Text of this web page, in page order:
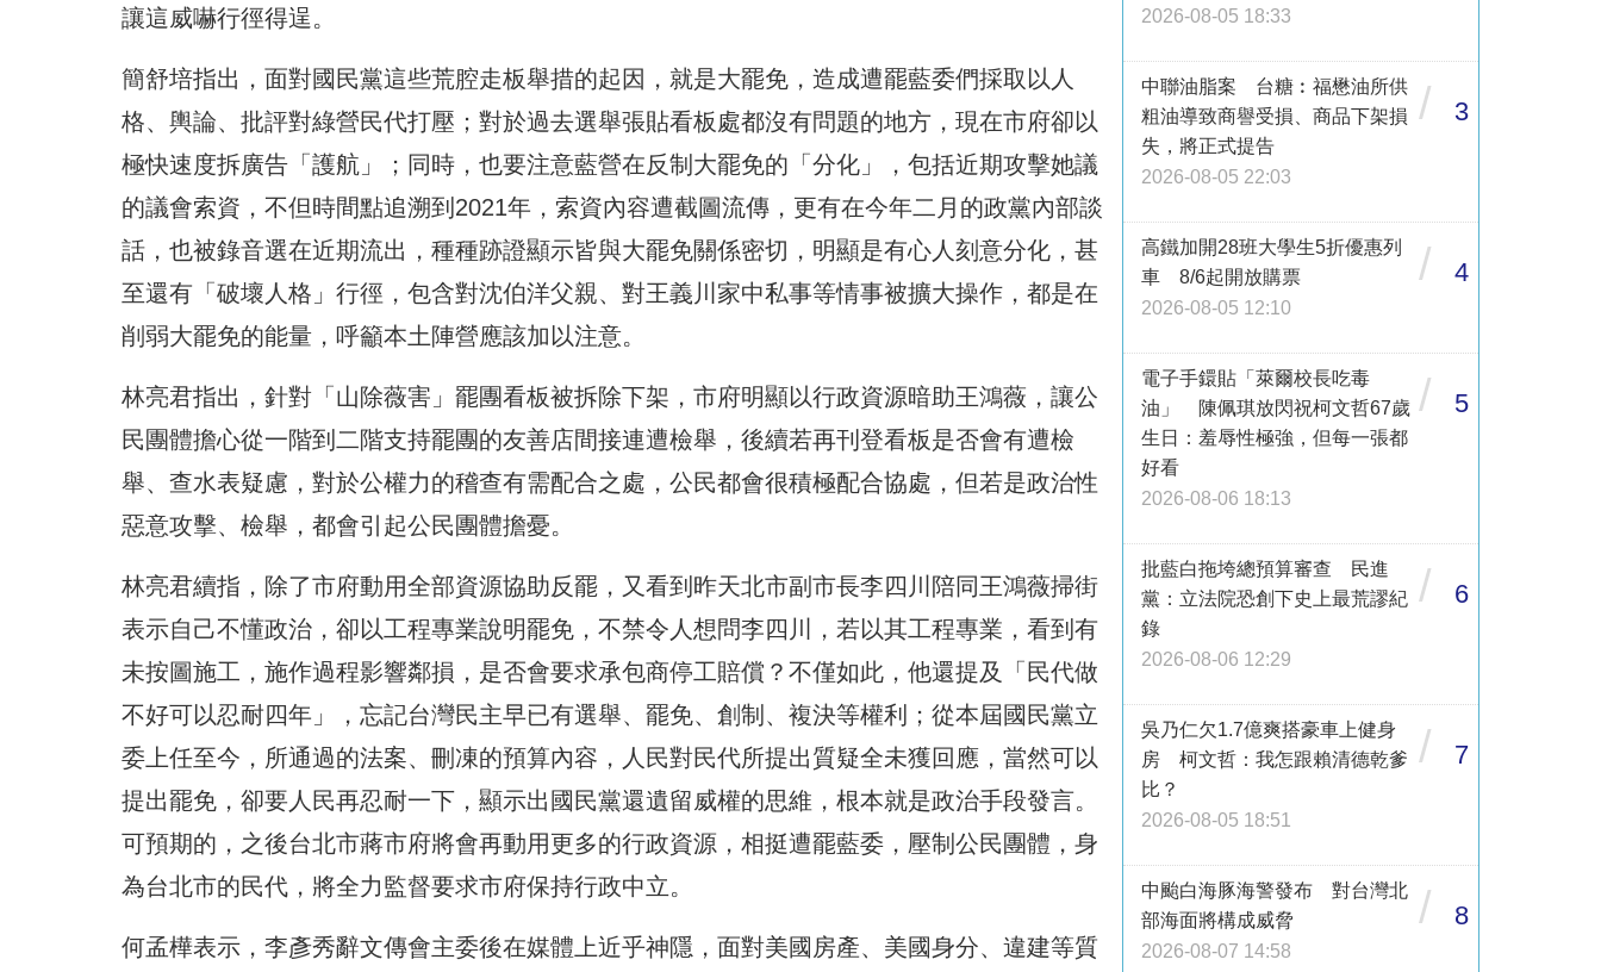
讓這威嚇行徑得逞。
簡舒培指出，面對國民黨這些荒腔走板舉措的起因，就是大罷免，造成遭罷藍委們採取以人
格、輿論、批評對綠營民代打壓；對於過去選舉張貼看板處都沒有問題的地方，現在市府卻以
極快速度拆廣告「護航」；同時，也要注意藍營在反制大罷免的「分化」，包括近期攻擊她議
的議會索資，不但時間點追溯到2021年，索資內容遭截圖流傳，更有在今年二月的政黨內部談
話，也被錄音選在近期流出，種種跡證顯示皆與大罷免關係密切，明顯是有心人刻意分化，甚
至還有「破壞人格」行徑，包含對沈伯洋父親、對王義川家中私事等情事被擴大操作，都是在
削弱大罷免的能量，呼籲本土陣營應該加以注意。
林亮君指出，針對「山除薇害」罷團看板被拆除下架，市府明顯以行政資源暗助王鴻薇，讓公
民團體擔心從一階到二階支持罷團的友善店間接連遭檢舉，後續若再刊登看板是否會有遭檢
舉、查水表疑慮，對於公權力的稽查有需配合之處，公民都會很積極配合協處，但若是政治性
惡意攻擊、檢舉，都會引起公民團體擔憂。
林亮君續指，除了市府動用全部資源協助反罷，又看到昨天北市副市長李四川陪同王鴻薇掃街
表示自己不懂政治，卻以工程專業說明罷免，不禁令人想問李四川，若以其工程專業，看到有
未按圖施工，施作過程影響鄰損，是否會要求承包商停工賠償？不僅如此，他還提及「民代做
不好可以忍耐四年」，忘記台灣民主早已有選舉、罷免、創制、複決等權利；從本屆國民黨立
委上任至今，所通過的法案、刪凍的預算內容，人民對民代所提出質疑全未獲回應，當然可以
提出罷免，卻要人民再忍耐一下，顯示出國民黨還遺留威權的思維，根本就是政治手段發言。
可預期的，之後台北市蔣市府將會再動用更多的行政資源，相挺遭罷藍委，壓制公民團體，身
為台北市的民代，將全力監督要求市府保持行政中立。
何孟樺表示，李彥秀辭文傳會主委後在媒體上近乎神隱，面對美國房產、美國身分、違建等質
2026-08-05 18:33
中聯油脂案 台糖︰福懋油所供
粗油導致商譽受損、商品下架損
失，將正式提告
2026-08-05 22:03
/ 3
高鐵加開28班大學生5折優惠列
車 8/6起開放購票
2026-08-05 12:10
/ 4
電子手鐶貼「萊爾校長吃毒
油」 陳佩琪放閃祝柯文哲67歲
生日：羞辱性極強，但每一張都
好看
2026-08-06 18:13
/ 5
批藍白拖垮總預算審查 民進
黨：立法院恐創下史上最荒謬紀
錄
2026-08-06 12:29
/ 6
吳乃仁欠1.7億爽搭豪車上健身
房 柯文哲：我怎跟賴清德乾爹
比？
2026-08-05 18:51
/ 7
中颱白海豚海警發布 對台灣北
部海面將構成威脅
2026-08-07 14:58
/ 8